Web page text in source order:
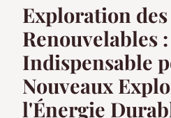
Exploration
Renouvelables
Indispensable
Nouveaux
l'Énergie